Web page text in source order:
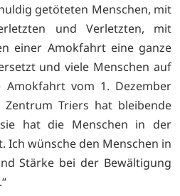
getöteten Menschen, mit
und Verletzten, mit
einer Amokfahrt eine ganze
und viele Menschen auf
Amokfahrt vom 1. Dezember
Triers hat bleibende
hat die Menschen in der
Ich wünsche den Menschen in
Stärke bei der Bewältigung